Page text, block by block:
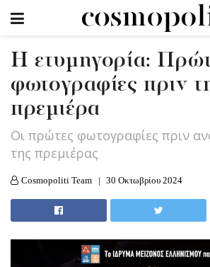
Η ετυμηγορία:
φωτογραφίες πριν
πρεμιέρα
Οι πρώτες φωτογραφίες πριν
της πρεμιέρας
Cosmopoliti Team 30 Οκτωβρίου 2024